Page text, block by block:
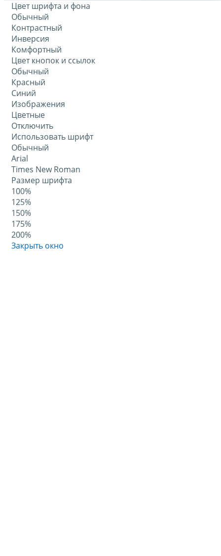
Цвет шрифта и фона
Обычный
Контрастный
Инверсия
Комфортный
Цвет кнопок и ссылок
Обычный
Красный
Синий
Изображения
Цветные
Отключить
Использовать шрифт
Обычный
Arial
Times New Roman
Размер шрифта
100%
125%
150%
175%
200%
Закрыть окно